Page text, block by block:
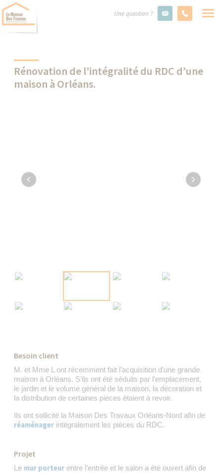
Une question ?
Rénovation de l’intégralité du RDC d’une
maison à Orléans.
Besoin client
M. et Mme L ont récemment fait l’acquisition d’une grande
maison à Orléans. S’ils ont été séduits par l’emplacement,
le jardin et le volume général de la maison, la décoration et
la distribution de certaines pièces étaient à revoir.
Ils ont sollicité la Maison Des Travaux Orléans-Nord afin de
réaménager intégralement les pièces du RDC.
Projet
Le mur porteur entre l’entrée et le salon a été ouvert afin de